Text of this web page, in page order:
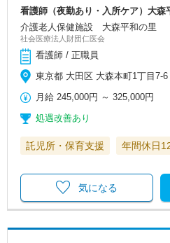
看護師（夜勤あり・入所ケア）大
介護老人保健施設 大森平和の里
社会医療法人財団仁医会
看護師 / 正職員
東京都 大田区 大森本町1丁目7-6
月給 245,000円 ～325,000円
処遇改善あり
託児所・保育支援 年間休日
気になる